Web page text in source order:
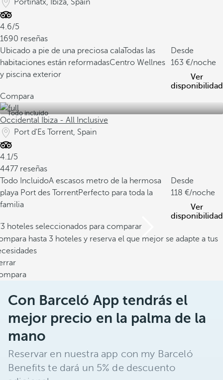
Portinatx, Ibiza, Spain
4.6/5
1690 reseñas
Ubicado a pie de una preciosa calaTodas las
habitaciones están reformadasCentro Wellnes
y piscina exterior
Desde
163
/noche
Ver
disponibilidad
Compara
Todo incluido
Occidental Ibiza - All Inclusive
Port d'Es Torrent, Spain
4.1/5
4477 reseñas
Todo IncluidoA escasos metro de la hermosa
playa Port des TorrentPerfecto para toda la
familia
Desde
118
/noche
Ver
disponibilidad
hoteles seleccionados para comparar
hasta 3 hoteles y reserva el que mejor se adapte a tus
Con Barceló App tendrás el
mejor precio en la palma de la
mano
Reservar en nuestra app con my Barceló
Benefits te dará un 5% de descuento